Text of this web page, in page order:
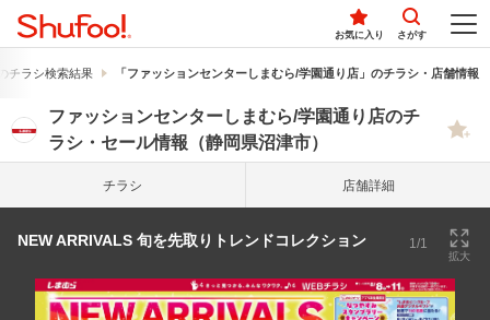
お気に入り さがす
チラシ検索結果 「ファッションセンターしまむら/学園通り店」のチラシ・店舗情報
ファッションセンターしまむら/学園通り店のチ
ラシ・セール情報（静岡県沼津市）
チラシ 店舗詳細
NEW ARRIVALS 旬を先取りトレンドコレクション 1/1
拡大